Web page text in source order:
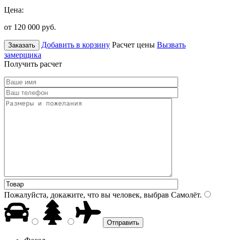
Цена:
от 120 000 руб.
Заказать Добавить в корзину Расчет цены Вызвать
замерщика
Получить расчет
Пожалуйста, докажите, что вы человек, выбрав Самолёт.